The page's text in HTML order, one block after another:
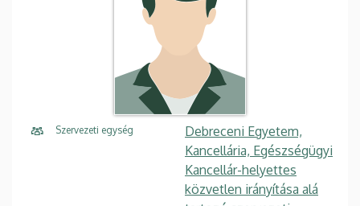
Szervezeti egység
Debreceni Egyetem,
Kancellária, Egészségügyi
Kancellár-helyettes
közvetlen irányítása alá